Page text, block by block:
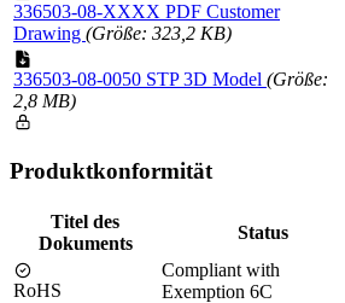
336503-08-XXXX PDF Customer
Drawing (Größe: 323,2 KB)
336503-08-0050 STP 3D Model (Größe:
2,8 MB)
Produktkonformität
Titel des
Dokuments
Status
RoHS
Compliant with
Exemption 6C